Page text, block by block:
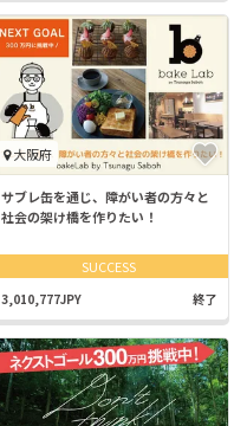
大阪府
サブレ缶を通じ、障がい者の方々と
社会の架け橋を作りたい！
SUCCESS
3,010,777JPY 終了